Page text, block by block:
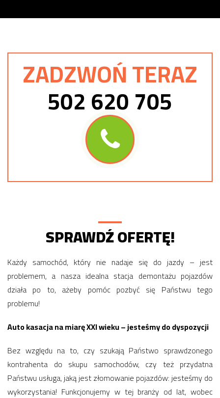
ZADZWOŃ TERAZ
502 620 705
SPRAWDŹ OFERTĘ!
Każdy samochód, który nie nadaje się do jazdy – jest
problemem, a nasza idealna stacja demontażu pojazdów
działa po to, ażeby pomóc pozbyć się Państwu tego
problemu!
Auto kasacja na miarę XXI wieku – jesteśmy do dyspozycji
Bez względu na to, czy szukają Państwo sprawdzonego
kontrahenta do skupu samochodów, czy też przydatna
Państwu usługa, jaką jest złomowanie pojazdów: jesteśmy do
wykorzystania! Funkcjonujemy w tej branży od lat, wobec